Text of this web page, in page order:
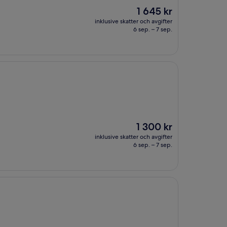
Priset
är
1 645 kr
1 645 kr
inklusive skatter och avgifter
6 sep. – 7 sep.
Priset
är
1 300 kr
1 300 kr
inklusive skatter och avgifter
6 sep. – 7 sep.